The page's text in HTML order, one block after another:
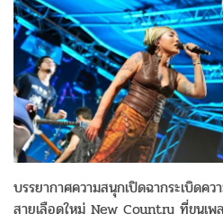
บรรยากาศความสนุกเปิดฉากระเบิด
สายเลือดใหม่ New Country ที่ขนเพ